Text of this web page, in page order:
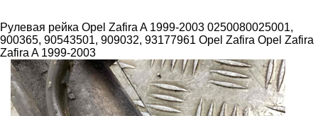
Рулевая рейка Opel Zafira A 1999-2003 0250080025001,
900365, 90543501, 909032, 93177961 Opel Zafira Opel Zafira
Zafira A 1999-2003